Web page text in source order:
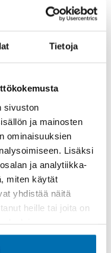
Tietoja
sivuston
ja mainosten
ominaisuuksien
Lisäksi
ja analytiikka-
miten käytät
yhdistää näitä
heille tai joita on
rahoitus